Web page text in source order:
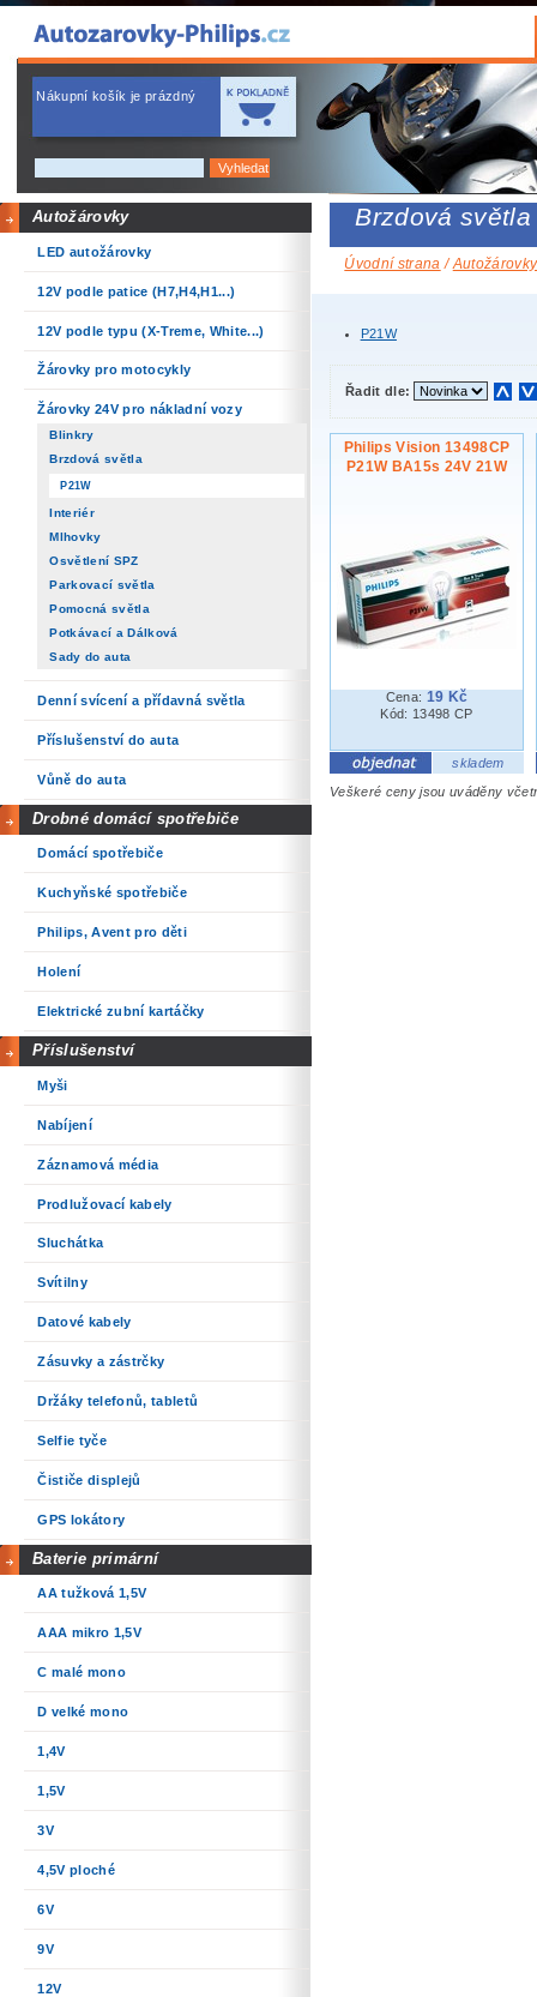
Nákupní košík je prázdný
Autožárovky
LED autožárovky
12V podle patice (H7,H4,H1...)
12V podle typu (X-Treme, White...)
Žárovky pro motocykly
Žárovky 24V pro nákladní vozy
Blinkry
Brzdová světla
P21W
Interiér
Mlhovky
Osvětlení SPZ
Parkovací světla
Pomocná světla
Potkávací a Dálková
Sady do auta
Denní svícení a přídavná světla
Příslušenství do auta
Vůně do auta
Drobné domácí spotřebiče
Domácí spotřebiče
Kuchyňské spotřebiče
Philips, Avent pro děti
Holení
Elektrické zubní kartáčky
Příslušenství
Myši
Nabíjení
Záznamová média
Prodlužovací kabely
Sluchátka
Svítilny
Datové kabely
Zásuvky a zástrčky
Držáky telefonů, tabletů
Selfie tyče
Čističe displejů
GPS lokátory
Baterie primární
AA tužková 1,5V
AAA mikro 1,5V
C malé mono
D velké mono
1,4V
1,5V
3V
4,5V ploché
6V
9V
12V
Brzdová světla
Úvodní strana /Autožárovky
P21W
Řadit dle:
Philips Vision 13498CP
P21W BA15s 24V 21W
Cena: 19 Kč
Kód: 13498 CP
skladem
Veškeré ceny jsou uváděny